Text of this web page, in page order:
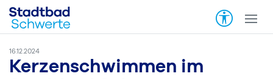
16.12.2024
Kerzenschwimmen im